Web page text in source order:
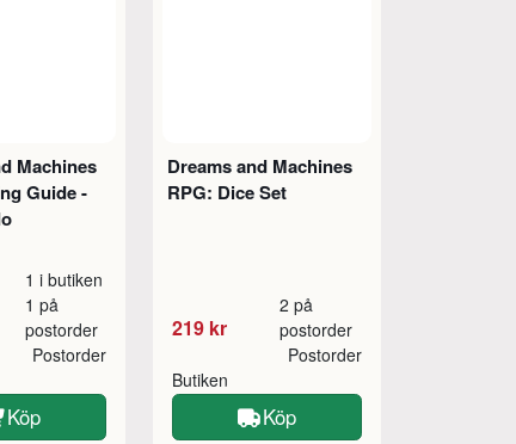
Machines
Guide -
1 i butiken
1 på
postorder
Postorder
Köp
Dreams and Machines
RPG: Dice Set
219 kr
2 på
postorder
Butiken
Postorder
Köp